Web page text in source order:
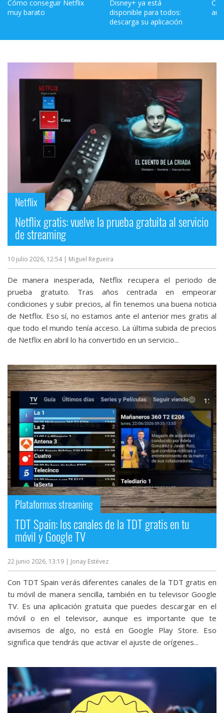
Cómo conseguir Netflix
muy barato
Disney+ ya está
disponible para todos:
descarga su aplicación
Netflix
Netflix gratis: vuelve la prueba gratuita al servicio
de streaming
10 julio 2026, 12:54 | Miguel Regueira
De manera inesperada, Netflix recupera el periodo de
prueba gratuito. Tras años centrada en empeorar
condiciones y subir precios, al fin tenemos una buena noticia
de Netflix. Eso sí, no estamos ante el anterior mes gratis al
que todo el mundo tenía acceso. La última subida de precios
de Netflix‎ en abril lo ha convertido en un servicio...
Plataformas streaming
TDT Spain: los canales de la TDT gratis en tu
móvil y Google TV
22 junio 2026, 13:19 | Jonay Estévez
Con TDT Spain verás diferentes canales de la TDT gratis en
tu móvil de manera sencilla, también en tu televisor Google
TV. Es una aplicación gratuita que puedes descargar en el
móvil o en el televisor, aunque es importante que te
avisemos de algo, no está en Google Play Store. Eso
significa que tendrás que activar el ajuste de orígenes...